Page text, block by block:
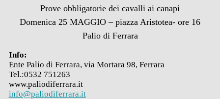
Prove obbligatorie dei cavalli ai canapi
Domenica 25 MAGGIO – piazza Aristotea- ore 16
Palio di Ferrara
Info:
Ente Palio di Ferrara, via Mortara 98, Ferrara
Tel.:0532 751263
www.paliodiferrara.it
info@paliodiferrara.it